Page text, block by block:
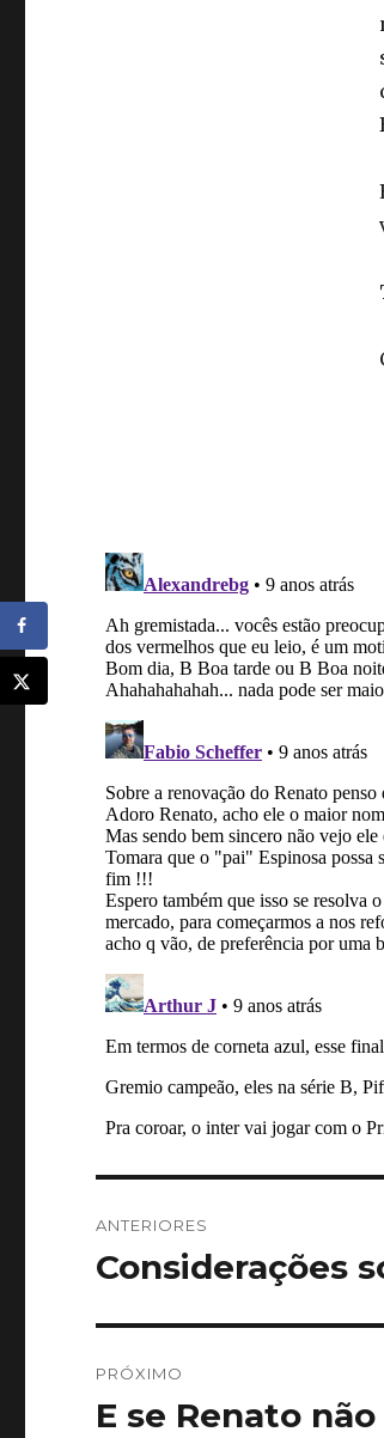
de
ANTERIORES
Post
Considerações
PRÓXIMO
Próximo
E se Renato